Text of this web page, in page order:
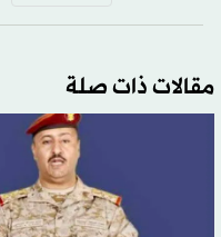
مقالات ذات صلة